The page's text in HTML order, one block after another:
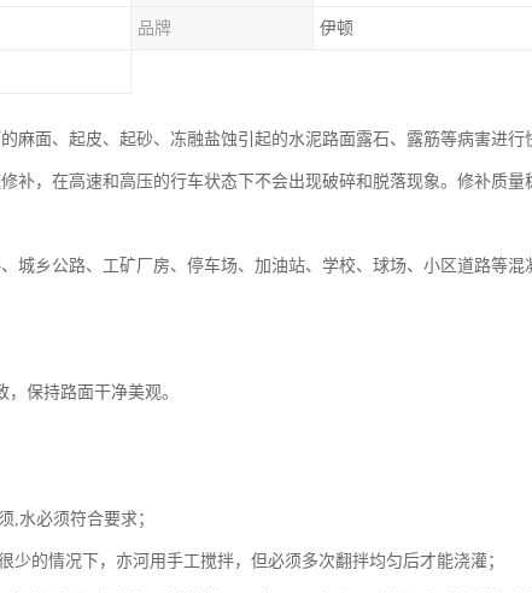
品牌 伊顿
麻面、起皮、起砂、冻融盐蚀引起的水泥路面露石、露筋等病害进行
补，在高速和高压的行车状态下不会出现破碎和脱落现象。修补质量
城乡公路、工矿厂房、停车场、加油站、学校、球场、小区道路等混
保持路面干净美观。
,水必须符合要求；
的情况下，亦河用手工搅拌，但必须多次翻拌均匀后才能浇灌；